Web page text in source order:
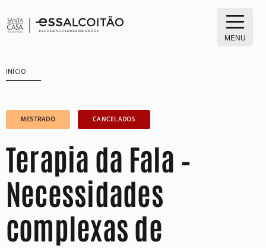
para
MENU
INÍCIO
MESTRADO CANCELADOS
Terapia da Fala –
Necessidades
complexas de